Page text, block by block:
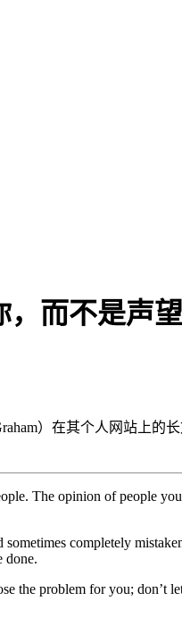
而不是声
）在其个人网站上的
The opinion of people
completely
done.
the problem for you; don’t